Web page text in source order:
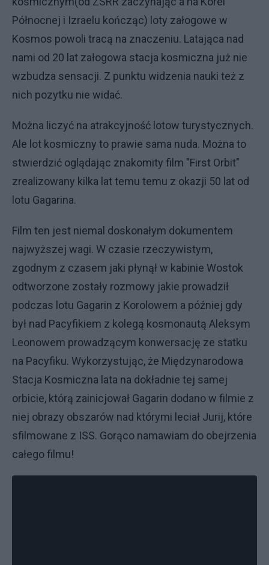
Północnej i Izraelu kończąc) loty załogowe w
Kosmos powoli tracą na znaczeniu. Latająca nad
nami od 20 lat załogowa stacja kosmiczna już nie
wzbudza sensacji. Z punktu widzenia nauki też z
nich pozytku nie widać.
Można liczyć na atrakcyjność lotow turystycznych.
Ale lot kosmiczny to prawie sama nuda. Można to
stwierdzić oglądając znakomity film "First Orbit"
zrealizowany kilka lat temu temu z okazji 50 lat od
lotu Gagarina.
Film ten jest niemal doskonałym dokumentem
najwyższej wagi. W czasie rzeczywistym,
zgodnym z czasem jaki płynął w kabinie Wostok
odtworzone zostały rozmowy jakie prowadził
podczas lotu Gagarin z Korolowem a później gdy
był nad Pacyfikiem z kolegą kosmonautą Aleksym
Leonowem prowadzącym konwersację ze statku
na Pacyfiku. Wykorzystując, że Międzynarodowa
Stacja Kosmiczna lata na dokładnie tej samej
orbicie, którą zainicjował Gagarin dodano w filmie z
niej obrazy obszarów nad którymi leciał Jurij, które
sfilmowane z ISS. Gorąco namawiam do obejrzenia
całego filmu!